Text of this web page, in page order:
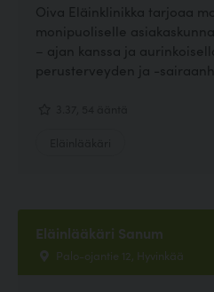
Oiva Eläinklinikka tarjoaa
monipuoliselle
– ajan kanssa ja
perusterveyden ja -
Eläinlääkäri Sanum
Palo-ojantie 12, Hyvinkää